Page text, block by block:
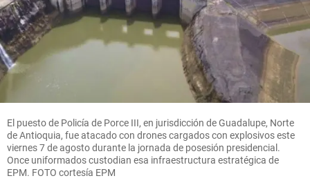
El puesto de Policía de Porce III, en jurisdicción de Guadalupe, Norte
de Antioquia, fue atacado con drones cargados con explosivos este
viernes 7 de agosto durante la jornada de posesión presidencial.
Once uniformados custodian esa infraestructura estratégica de
EPM. FOTO cortesía EPM